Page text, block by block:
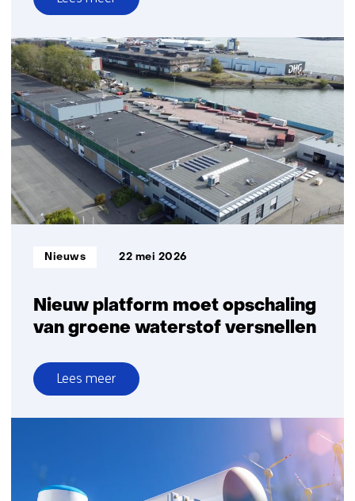
over
Een
duurzaam,
geïntegreerd
en
weerbaar
energiesysteem
op
de
Noordzee
Nieuw platform moet opschaling
van groene waterstof versnellen
Informatietype:
Nieuws 22 mei 2026
Lees meer
over
Nieuw
van